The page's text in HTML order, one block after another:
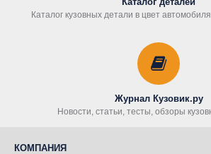
Каталог кузовных детали в цвет
Журнал Кузовик.ру
Новости, статьи, тесты, обзоры
КОМПАНИЯ